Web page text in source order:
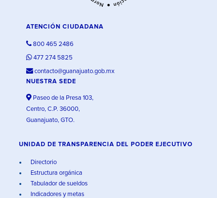
ATENCIÓN CIUDADANA
800 465 2486
477 274 5825
contacto@guanajuato.gob.mx
NUESTRA SEDE
Paseo de la Presa 103,
Centro, C.P. 36000,
Guanajuato, GTO.
UNIDAD DE TRANSPARENCIA DEL PODER EJECUTIVO
Directorio
Estructura orgánica
Tabulador de sueldos
Indicadores y metas